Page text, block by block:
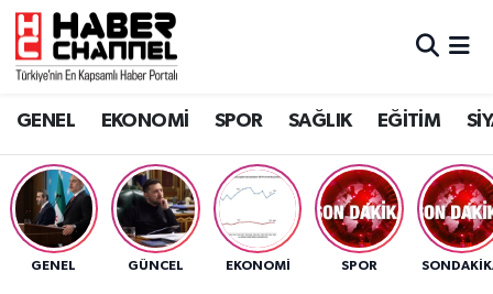
GENEL EKONOMİ SPOR SAĞLIK EĞİTİM
GENEL GÜNCEL EKONOMİ SPOR
GENEL
SPOR
SAĞLIK
Nöbetçi Eczaneler
Trafik Durumu
Süper Lig Puan Durumu ve Fikstür